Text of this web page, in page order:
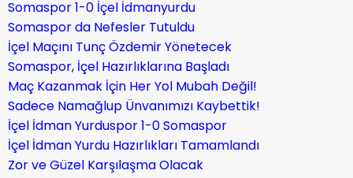
Somaspor 1-0 İçel İdmanyurdu
Somaspor da Nefesler Tutuldu
İçel Maçını Tunç Özdemir Yönetecek
Somaspor, İçel Hazırlıklarına Başladı
Maç Kazanmak İçin Her Yol Mubah Değil!
Sadece Namağlup Ünvanımızı Kaybettik!
İçel İdman Yurduspor 1-0 Somaspor
İçel İdman Yurdu Hazırlıkları Tamamlandı
Zor ve Güzel Karşılaşma Olacak